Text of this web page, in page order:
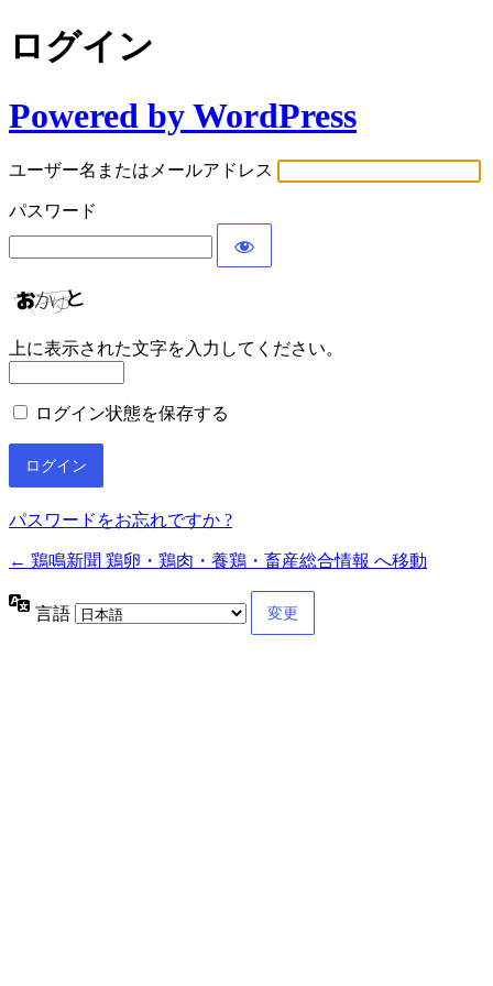
ログイン
Powered by WordPress
ユーザー名またはメールアドレス
パスワード
上に表示された文字を入力してください。
ログイン状態を保存する
パスワードをお忘れですか ?
← 鶏鳴新聞 鶏卵・鶏肉・養鶏・畜産総合情報 へ移動
言語